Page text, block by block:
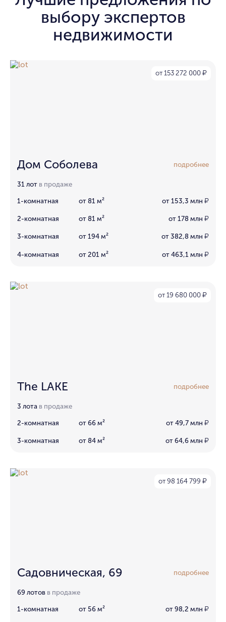
выбору экспертов
недвижимости
от 153 272 000 ₽
Дом Соболева подробнее
31 лот в продаже
1-комнатная от 81 м² от 153,3 млн ₽
2-комнатная от 81 м² от 178 млн ₽
3-комнатная от 194 м² от 382,8 млн ₽
4-комнатная от 201 м² от 463,1 млн ₽
от 19 680 000 ₽
The LAKE подробнее
3 лота в продаже
2-комнатная от 66 м² от 49,7 млн ₽
3-комнатная от 84 м² от 64,6 млн ₽
от 98 164 799 ₽
Садовническая, 69 подробнее
69 лотов в продаже
1-комнатная от 56 м² от 98,2 млн ₽